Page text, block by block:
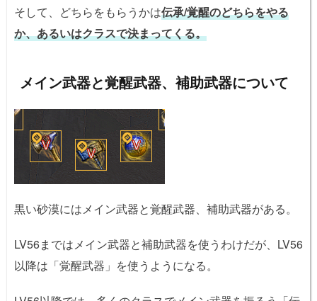
そして、どちらをもらうかは伝承/覚醒のどちらをやる
か、あるいはクラスで決まってくる。
メイン武器と覚醒武器、補助武器について
黒い砂漠にはメイン武器と覚醒武器、補助武器がある。
LV56まではメイン武器と補助武器を使うわけだが、LV56
以降は「覚醒武器」を使うようになる。